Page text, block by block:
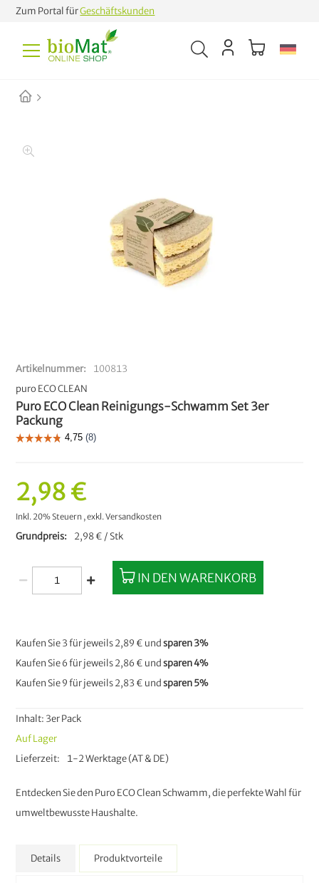
Zum Portal fürGeschäftskunden
Artikelnummer
100813
puro ECO CLEAN
Puro ECO Clean Reinigungs-Schwamm Set 3er
Packung
Entdecken Sie den Puro ECO Clean Schwamm, die perfekte Wahl für
umweltbewusste Haushalte.
Inhalt: 3er Pack
Auf Lager
Lieferzeit
1-2 Werktage (AT & DE)
2,98 €
Inkl. 20% Steuern ,exkl.Versandkosten
Grundpreis 2,98 € / Stk
IN DEN WARENKORB
Kaufen Sie 3 für jeweils2,89 € undsparen3%
Kaufen Sie 6 für jeweils2,86 € undsparen4%
Kaufen Sie 9 für jeweils2,83 € undsparen5%
Details Produktvorteile